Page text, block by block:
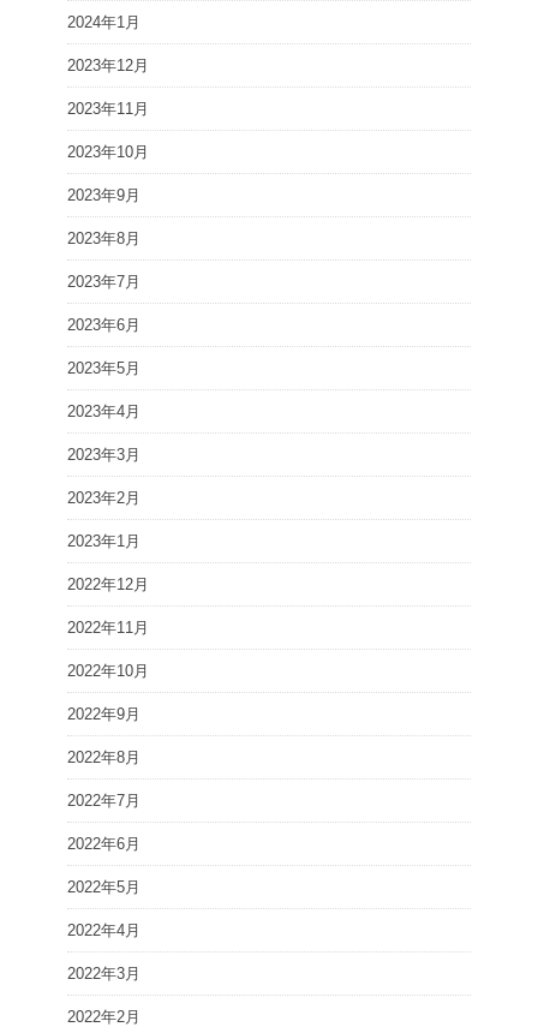
2024年1月
2023年12月
2023年11月
2023年10月
2023年9月
2023年8月
2023年7月
2023年6月
2023年5月
2023年4月
2023年3月
2023年2月
2023年1月
2022年12月
2022年11月
2022年10月
2022年9月
2022年8月
2022年7月
2022年6月
2022年5月
2022年4月
2022年3月
2022年2月